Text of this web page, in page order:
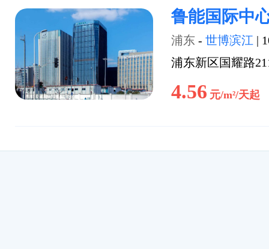
鲁能国际中
浦东 - 世博滨江 |
浦东新区国耀路
4.56 元/m²/天起